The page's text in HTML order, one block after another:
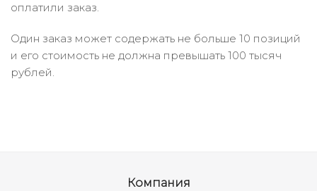
оплатили заказ.
Один заказ может содержать не больше 10 позиций
и его стоимость не должна превышать 100 тысяч
рублей.
Компания